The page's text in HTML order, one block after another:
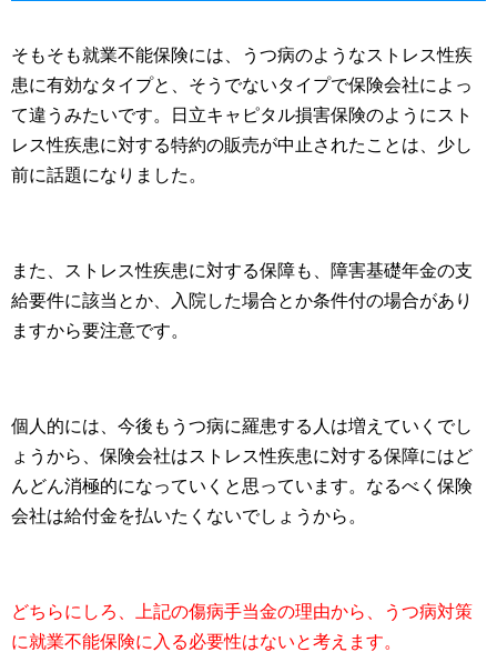
そもそも就業不能保険には、うつ病のようなストレス性疾
患に有効なタイプと、そうでないタイプで保険会社によっ
て違うみたいです。日立キャピタル損害保険のようにスト
レス性疾患に対する特約の販売が中止されたことは、少し
前に話題になりました。
また、ストレス性疾患に対する保障も、障害基礎年金の支
給要件に該当とか、入院した場合とか条件付の場合があり
ますから要注意です。
個人的には、今後もうつ病に羅患する人は増えていくでし
ょうから、保険会社はストレス性疾患に対する保障にはど
んどん消極的になっていくと思っています。なるべく保険
会社は給付金を払いたくないでしょうから。
どちらにしろ、上記の傷病手当金の理由から、うつ病対策
に就業不能保険に入る必要性はないと考えます。